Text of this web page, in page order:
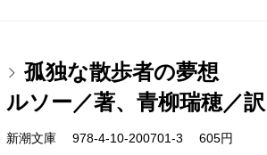
孤独な散歩者の夢想
ルソー／著、青柳瑞穂／訳
新潮文庫 978-4-10-200701-3 605円